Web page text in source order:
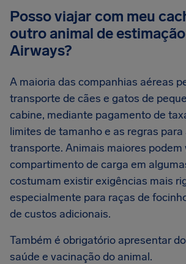
Posso viajar com meu
outro animal de
Airways?
A maioria das companhias aéreas
transporte de cães e gatos de
cabine, mediante pagamento de
limites de tamanho e as regras para
transporte. Animais maiores podem
compartimento de carga em
costumam existir exigências mais
especialmente para raças de
de custos adicionais.
Também é obrigatório apresentar
saúde e vacinação do animal.